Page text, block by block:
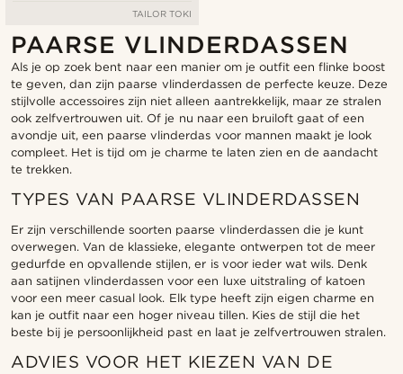
TAILOR TOKI
PAARSE VLINDERDASSEN
Als je op zoek bent naar een manier om je outfit een flinke boost
te geven, dan zijn paarse vlinderdassen de perfecte keuze. Deze
stijlvolle accessoires zijn niet alleen aantrekkelijk, maar ze stralen
ook zelfvertrouwen uit. Of je nu naar een bruiloft gaat of een
avondje uit, een paarse vlinderdas voor mannen maakt je look
compleet. Het is tijd om je charme te laten zien en de aandacht
te trekken.
TYPES VAN PAARSE VLINDERDASSEN
Er zijn verschillende soorten paarse vlinderdassen die je kunt
overwegen. Van de klassieke, elegante ontwerpen tot de meer
gedurfde en opvallende stijlen, er is voor ieder wat wils. Denk
aan satijnen vlinderdassen voor een luxe uitstraling of katoen
voor een meer casual look. Elk type heeft zijn eigen charme en
kan je outfit naar een hoger niveau tillen. Kies de stijl die het
beste bij je persoonlijkheid past en laat je zelfvertrouwen stralen.
ADVIES VOOR HET KIEZEN VAN DE